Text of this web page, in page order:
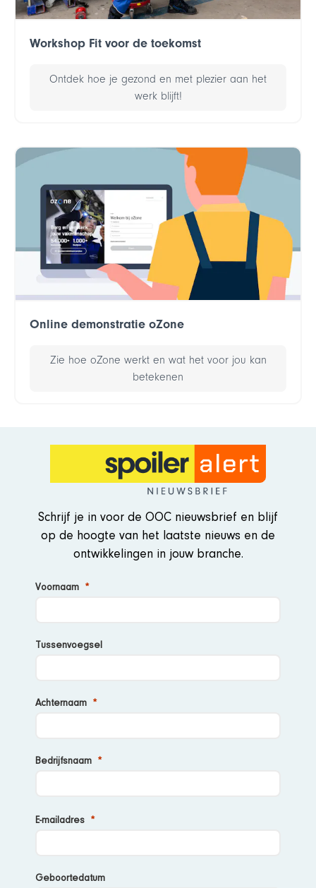
Workshop Fit voor de toekomst
Ontdek hoe je gezond en met plezier aan het
werk blijft!
Online demonstratie oZone
Zie hoe oZone werkt en wat het voor jou kan
betekenen
Schrijf je in voor de OOC nieuwsbrief en blijf
op de hoogte van het laatste nieuws en de
ontwikkelingen in jouw branche.
Voornaam
Tussenvoegsel
Achternaam
Bedrijfsnaam
E-mailadres
Geboortedatum